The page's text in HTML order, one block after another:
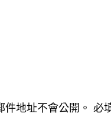
地址不會公開。 必